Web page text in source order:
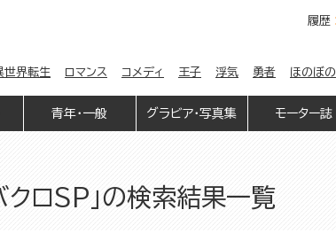
履歴
世界転生 ロマンス コメディ 王子 浮気 勇者 ほのぼの
青年・一般 グラビア・写真集 モーター誌
クロSP」の検索結果一覧